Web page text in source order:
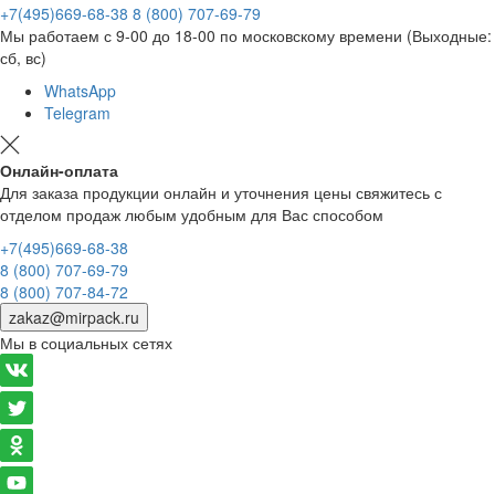
+7(495)669-68-38 8 (800) 707-69-79
Мы работаем с 9-00 до 18-00 по московскому времени (Выходные:
сб, вс)
WhatsApp
Telegram
Онлайн-оплата
Для заказа продукции онлайн и уточнения цены свяжитесь с
отделом продаж любым удобным для Вас способом
+7(495)669-68-38
8 (800) 707-69-79
8 (800) 707-84-72
zakaz@mirpack.ru
Мы в социальных сетях